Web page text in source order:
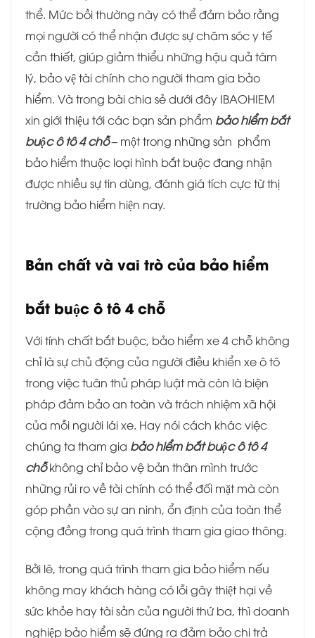
thể. Mức bồi thường này có thể đảm bảo rằng
mọi người có thể nhận được sự chăm sóc y tế
cần thiết, giúp giảm thiểu những hậu quả tâm
lý, bảo vệ tài chính cho người tham gia bảo
hiểm. Và trong bài chia sẻ dưới đây IBAOHIEM
xin giới thiệu tới các bạn sản phẩm bảo hiểm bắt
buộc ô tô 4 chỗ – một trong những sản phẩm
bảo hiểm thuộc loại hình bắt buộc đang nhận
được nhiều sự tin dùng, đánh giá tích cực từ thị
trường bảo hiểm hiện nay.
Bản chất và vai trò của bảo hiểm
bắt buộc ô tô 4 chỗ
Với tính chất bắt buộc, bảo hiểm xe 4 chỗ không
chỉ là sự chủ động của người điều khiển xe ô tô
trong việc tuân thủ pháp luật mà còn là biện
pháp đảm bảo an toàn và trách nhiệm xã hội
của mỗi người lái xe. Hay nói cách khác việc
chúng ta tham gia bảo hiểm bắt buộc ô tô 4
chỗkhông chỉ bảo vệ bản thân mình trước
những rủi ro về tài chính có thể đối mặt mà còn
góp phần vào sự an ninh, ổn định của toàn thể
cộng đồng trong quá trình tham gia giao thông.
Bởi lẽ, trong quá trình tham gia bảo hiểm nếu
không may khách hàng có lỗi gây thiệt hại về
sức khỏe hay tài sản của người thứ ba, thì doanh
nghiệp bảo hiểm sẽ đứng ra đảm bảo chi trả